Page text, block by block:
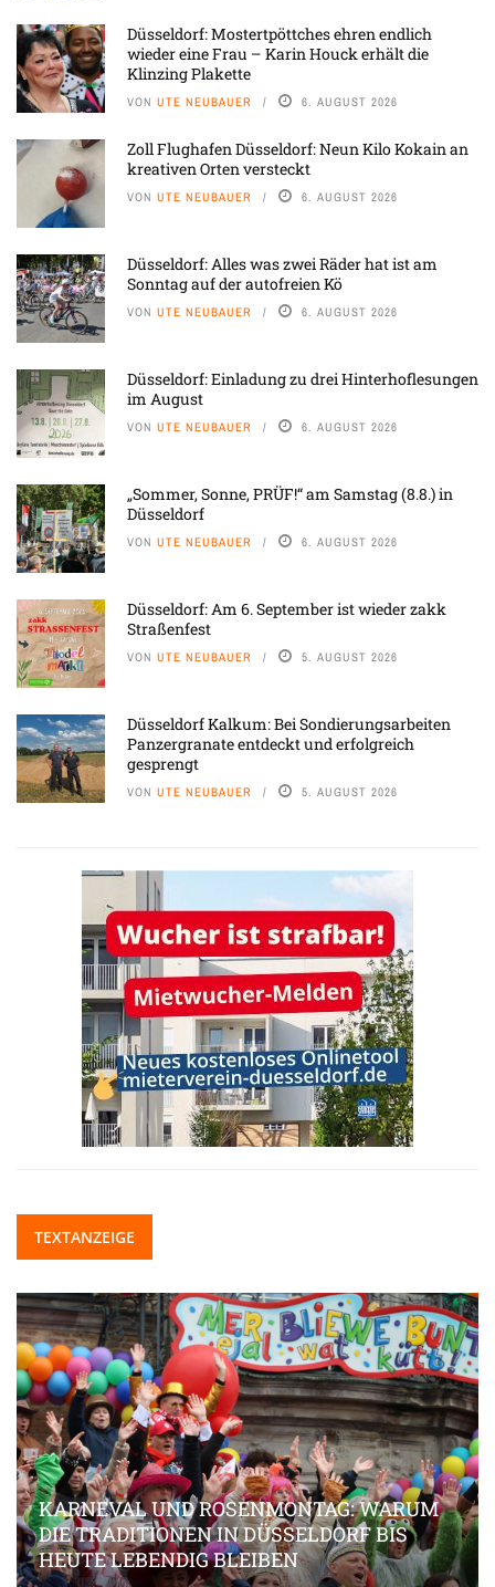
Düsseldorf: Mostertpöttches ehren endlich
wieder eine Frau – Karin Houck erhält die
Klinzing Plakette
VON UTE NEUBAUER 6. AUGUST 2026
Zoll Flughafen Düsseldorf: Neun Kilo Kokain an
kreativen Orten versteckt
VON UTE NEUBAUER 6. AUGUST 2026
Düsseldorf: Alles was zwei Räder hat ist am
Sonntag auf der autofreien Kö
VON UTE NEUBAUER 6. AUGUST 2026
Düsseldorf: Einladung zu drei Hinterhoflesungen
im August
VON UTE NEUBAUER 6. AUGUST 2026
„Sommer, Sonne, PRÜF!“ am Samstag (8.8.) in
Düsseldorf
VON UTE NEUBAUER 6. AUGUST 2026
Düsseldorf: Am 6. September ist wieder zakk
Straßenfest
VON UTE NEUBAUER 5. AUGUST 2026
Düsseldorf Kalkum: Bei Sondierungsarbeiten
Panzergranate entdeckt und erfolgreich
gesprengt
VON UTE NEUBAUER 5. AUGUST 2026
TEXTANZEIGE
KARNEVAL UND ROSENMONTAG: WARUM
DIE TRADITIONEN IN DÜSSELDORF BIS
HEUTE LEBENDIG BLEIBEN